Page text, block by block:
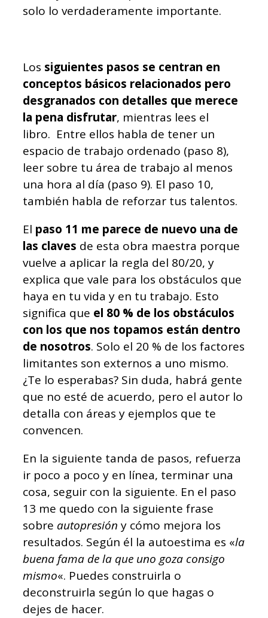
solo lo verdaderamente importante.
Los siguientes pasos se centran en
conceptos básicos relacionados pero
desgranados con detalles que merece
la pena disfrutar, mientras lees el
libro. Entre ellos habla de tener un
espacio de trabajo ordenado (paso 8),
leer sobre tu área de trabajo al menos
una hora al día (paso 9). El paso 10,
también habla de reforzar tus talentos.
El paso 11 me parece de nuevo una de
las claves de esta obra maestra porque
vuelve a aplicar la regla del 80/20, y
explica que vale para los obstáculos que
haya en tu vida y en tu trabajo. Esto
significa que el 80 % de los obstáculos
con los que nos topamos están dentro
de nosotros. Solo el 20 % de los factores
limitantes son externos a uno mismo.
¿Te lo esperabas? Sin duda, habrá gente
que no esté de acuerdo, pero el autor lo
detalla con áreas y ejemplos que te
convencen.
En la siguiente tanda de pasos, refuerza
ir poco a poco y en línea, terminar una
cosa, seguir con la siguiente. En el paso
13 me quedo con la siguiente frase
sobre autopresión y cómo mejora los
resultados. Según él la autoestima es «la
buena fama de la que uno goza consigo
mismo«. Puedes construirla o
deconstruirla según lo que hagas o
dejes de hacer.